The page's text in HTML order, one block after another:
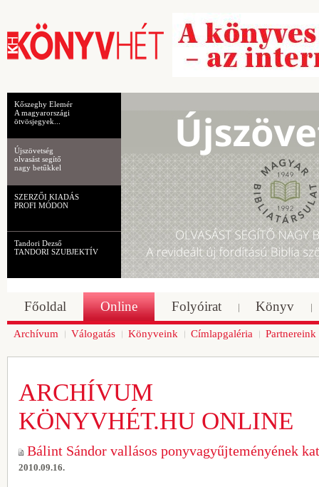
Kőszeghy Elemér
A magyarországi
ötvösjegyek...
Újszövetség
olvasást segítő
nagy betűkkel
SZERZŐI KIADÁS
PROFI MÓDON
Tandori Dezső
TANDORI SZUBJEKTÍV
Főoldal Online Folyóirat Könyv
Archívum Válogatás Könyveink Címlapgaléria Partnereink
ARCHÍVUM
KÖNYVHÉT.HU ONLINE
Bálint Sándor vallásos ponyvagyűjteményének
2010.09.16.